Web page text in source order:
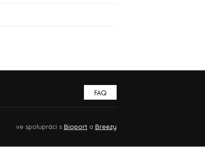
FAQ
ve spolupráci s Bioporta Breezy